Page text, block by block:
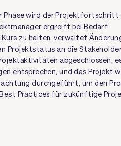
Phase wird der
ergreift bei Bedarf
zu halten, verwaltet
Projektstatus an die
abgeschlossen,
entsprechen, und das Projekt
durchgeführt, um den
Practices für zukünftige